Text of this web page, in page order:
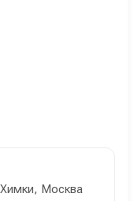
Химки, Москва